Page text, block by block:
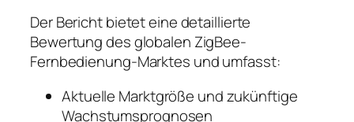
Der Bericht bietet eine detaillierte
Bewertung des globalen ZigBee-
Fernbedienung-Marktes und umfasst:
Aktuelle Marktgröße und zukünftige
Wachstumsprognosen